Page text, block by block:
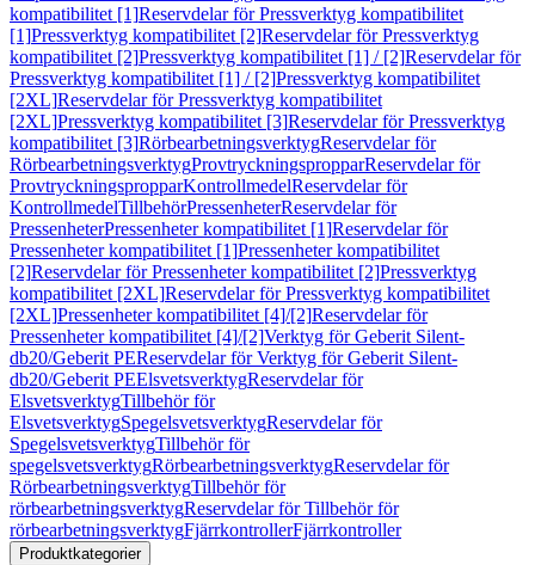
kompatibilitet [1]Reservdelar för Pressverktyg kompatibilitet
[1]Pressverktyg kompatibilitet [2]Reservdelar för Pressverktyg
kompatibilitet [2]Pressverktyg kompatibilitet [1] / [2]Reservdelar för
Pressverktyg kompatibilitet [1] / [2]Pressverktyg kompatibilitet
[2XL]Reservdelar för Pressverktyg kompatibilitet
[2XL]Pressverktyg kompatibilitet [3]Reservdelar för Pressverktyg
kompatibilitet [3]RörbearbetningsverktygReservdelar för
RörbearbetningsverktygProvtryckningspropparReservdelar för
ProvtryckningspropparKontrollmedelReservdelar för
KontrollmedelTillbehörPressenheterReservdelar för
PressenheterPressenheter kompatibilitet [1]Reservdelar för
Pressenheter kompatibilitet [1]Pressenheter kompatibilitet
[2]Reservdelar för Pressenheter kompatibilitet [2]Pressverktyg
kompatibilitet [2XL]Reservdelar för Pressverktyg kompatibilitet
[2XL]Pressenheter kompatibilitet [4]/[2]Reservdelar för
Pressenheter kompatibilitet [4]/[2]Verktyg för Geberit Silent-
db20/Geberit PEReservdelar för Verktyg för Geberit Silent-
db20/Geberit PEElsvetsverktygReservdelar för
ElsvetsverktygTillbehör för
ElsvetsverktygSpegelsvetsverktygReservdelar för
SpegelsvetsverktygTillbehör för
spegelsvetsverktygRörbearbetningsverktygReservdelar för
RörbearbetningsverktygTillbehör för
rörbearbetningsverktygReservdelar för Tillbehör för
rörbearbetningsverktygFjärrkontrollerFjärrkontroller
Produktkategorier